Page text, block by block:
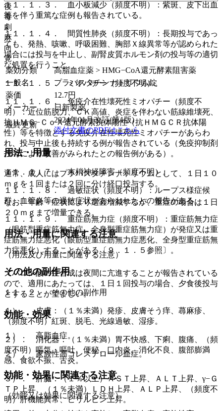
１１．１．３． 血小板減少（頻度不明）：紫斑、皮下出血
等を伴う重篤な症例も報告されている。
１１．１．４． 間質性肺炎（頻度不明）：長期投与であっ
ても、発熱、咳嗽、呼吸困難、胸部Ｘ線異常等が認められた
場合には投与を中止し、副腎皮質ホルモン剤の投与等の適切
な処置を行うこと。
１１．１．５． ミオパチー（頻度不明）。
１１．１．６． 免疫介在性壊死性ミオパチー（頻度不
明）：近位筋脱力、ＣＫ高値、炎症を伴わない筋線維壊死、
抗ＨＭＧ−ＣｏＡ還元酵素抗体陽性（抗ＨＭＧＣＲ抗体陽
性）等を特徴とする免疫介在性壊死性ミオパチーがあらわ
れ、投与中止後も持続する例が報告されている（免疫抑制剤
投与により改善がみられたとの報告例がある）。
１１．１．７． 末梢神経障害（頻度不明）。
１１．１．８． 過敏症状（頻度不明）：ループス様症候
群、血管炎等の過敏症状があらわれたとの報告がある。
１１．１．９． 重症筋無力症（頻度不明）：重症筋無力症
（眼筋型重症筋無力症、全身型重症筋無力症）が発症又は重
症筋無力症悪化（眼筋型重症筋無力症悪化、全身型重症筋無
力症悪化）することがある〔９．１．５参照〕。
その他の副作用
１１．２． その他の副作用
１）． 皮膚：（１％未満）発疹、皮膚そう痒、蕁麻疹、
（頻度不明）紅斑、脱毛、光線過敏、湿疹。
２）． 消化器：（１％未満）胃不快感、下痢、腹痛、（頻
度不明）嘔気・嘔吐、便秘、口内炎、消化不良、腹部膨満
感、食欲不振、舌炎。
３）． 肝臓：（１％以上）ＡＳＴ上昇、ＡＬＴ上昇、γ−Ｇ
ＴＰ上昇、（１％未満）ＬＤＨ上昇、ＡＬＰ上昇、（頻度不
明）肝機能異常、ビリルビン上昇。
後
毒
劇
麻
向
覚
薬効分類
高脂血症薬 > HMG−CoA還元酵素阻害薬
一般名
プラバスタチンナトリウム錠
薬価
12.7円
メーカー
日新製薬
最終更新
2024年01月改訂(第1版)
添付文書のPDFはこちら
用法・用量
通常、成人にはプラバスタチンナトリウムとして、１日１０
ｍｇを１回または２回に分け経口投与する。
なお、年齢・症状により適宜増減するが、重症の場合は１日
２０ｍｇまで増量できる。
用法・用量に関連する注意
（用法及び用量に関連する注意）
メバロン酸の生合成は夜間に亢進することが報告されている
ので、適用にあたっては、１日１回投与の場合、夕食後投与
とすることが望ましい。
効能・効果
１）． 高脂血症。
２）． 家族性高コレステロール血症。
効能・効果に関連する注意
（効能又は効果に関連する注意）